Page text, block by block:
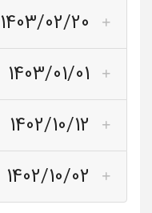
1403/02/20
1403/01/01
1402/10/12
1402/10/02